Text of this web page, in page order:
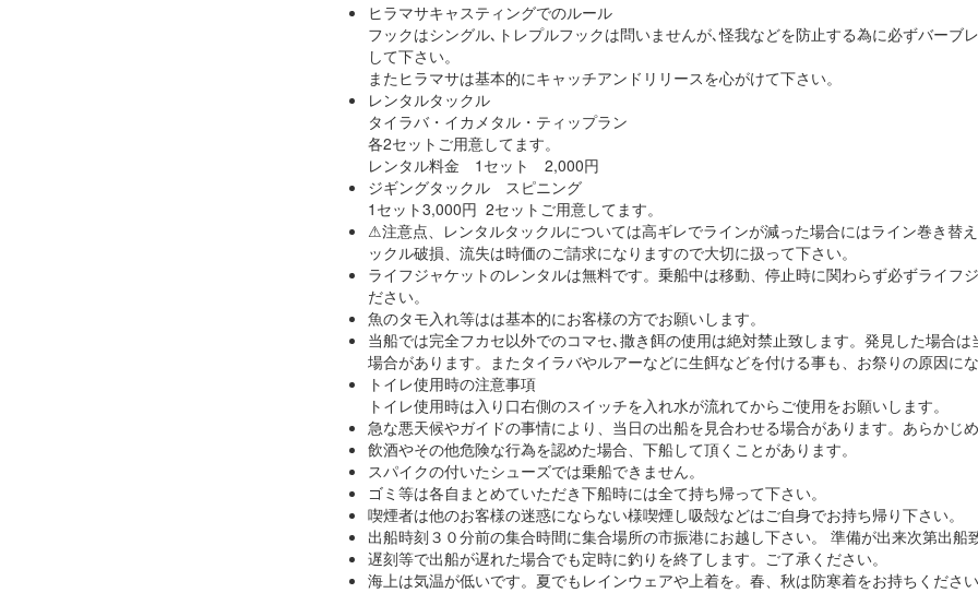
ヒラマサキャスティングでのルール
フックはシングル､トレプルフックは問いませんが､怪我などを防止する為に必ずバーブ
して下さい。
またヒラマサは基本的にキャッチアンドリリースを心がけて下さい。
レンタルタックル
タイラバ・イカメタル・ティップラン
各2セットご用意してます。
レンタル料金 1セット 2,000円
ジギングタックル スピニング
1セット3,000円 2セットご用意してます。
⚠注意点、レンタルタックルについては高ギレでラインが減った場合にはライン巻き替
ックル破損、流失は時価のご請求になりますので大切に扱って下さい。
ライフジャケットのレンタルは無料です。乗船中は移動、停止時に関わらず必ずライフ
ださい。
魚のタモ入れ等はは基本的にお客様の方でお願いします。
当船では完全フカセ以外でのコマセ､撒き餌の使用は絶対禁止致します。発見した場合は
場合があります。またタイラバやルアーなどに生餌などを付ける事も、お祭りの原因に
トイレ使用時の注意事項
トイレ使用時は入り口右側のスイッチを入れ水が流れてからご使用をお願いします。
急な悪天候やガイドの事情により、当日の出船を見合わせる場合があります。あらかじめ
飲酒やその他危険な行為を認めた場合、下船して頂くことがあります。
スパイクの付いたシューズでは乗船できません。
ゴミ等は各自まとめていただき下船時には全て持ち帰って下さい。
喫煙者は他のお客様の迷惑にならない様喫煙し吸殻などはご自身でお持ち帰り下さい。
出船時刻３０分前の集合時間に集合場所の市振港にお越し下さい。 準備が出来次第出船
遅刻等で出船が遅れた場合でも定時に釣りを終了します。ご了承ください。
海上は気温が低いです。夏でもレインウェアや上着を。春、秋は防寒着をお持ちください